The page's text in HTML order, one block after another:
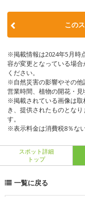
この
※掲載情報は2024年5月時
容が変更となっている場
ください。
※自然災害の影響やその他
営業時間、植物の開花・見
※掲載されている画像は
き、提供されたものとな
す。
※表示料金は消費税8％な
スポット詳細
トップ
一覧に戻る